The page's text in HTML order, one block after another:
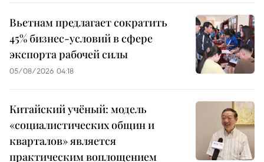
Вьетнам предлагает сократить
45% бизнес-условий в сфере
экспорта рабочей силы
05/08/2026 04:18
Китайский учёный: модель
«социалистических общин и
кварталов» является
практическим воплощением